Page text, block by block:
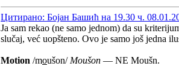
Цитирано: Бојан Башић на 19.30 ч.
Ja sam rekao (ne samo jednom) da su
slučaj, već uopšteno. Ovo je samo još jedna
Motion /moušon/ Moušon — NE Moušn.